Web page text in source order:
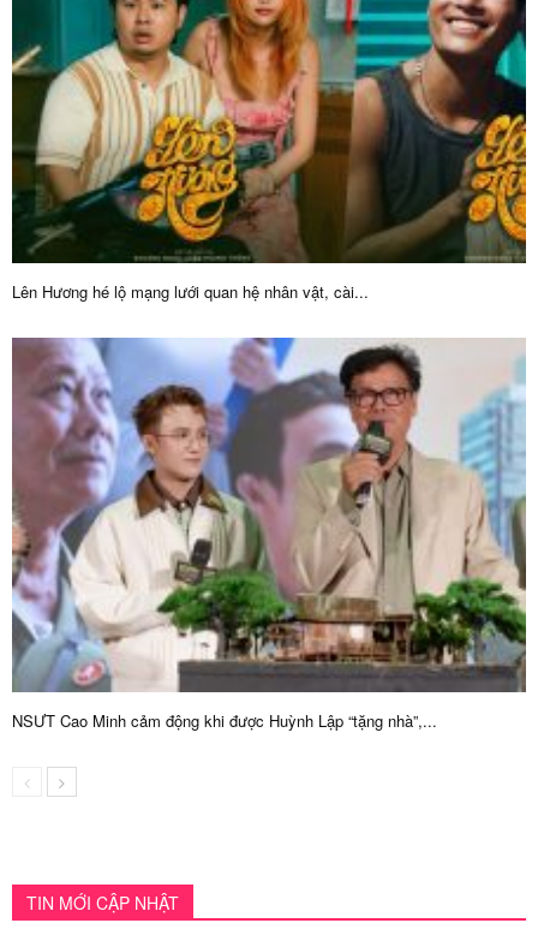
Lên Hương hé lộ mạng lưới quan hệ nhân vật, cài...
NSƯT Cao Minh cảm động khi được Huỳnh Lập “tặng nhà”,...
TIN MỚI CẬP NHẬT